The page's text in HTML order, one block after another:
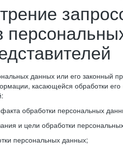
данных или его законный
касающейся обработки
обработки персональных
и цели обработки
персональных данных;